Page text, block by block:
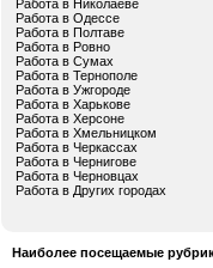
Работа в Николаеве
Работа в Одессе
Работа в Полтаве
Работа в Ровно
Работа в Сумах
Работа в Тернополе
Работа в Ужгороде
Работа в Харькове
Работа в Херсоне
Работа в Хмельницком
Работа в Черкассах
Работа в Чернигове
Работа в Черновцах
Работа в Других городах
Наиболее посещаемые